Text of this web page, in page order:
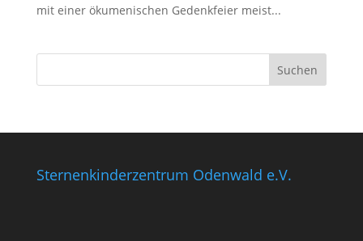
mit einer ökumenischen Gedenkfeier meist...
Sternenkinderzentrum Odenwald e.V.